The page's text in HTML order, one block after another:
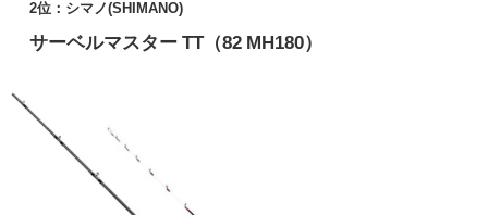
2位：シマノ(SHIMANO)
サーベルマスター TT（82 MH180）